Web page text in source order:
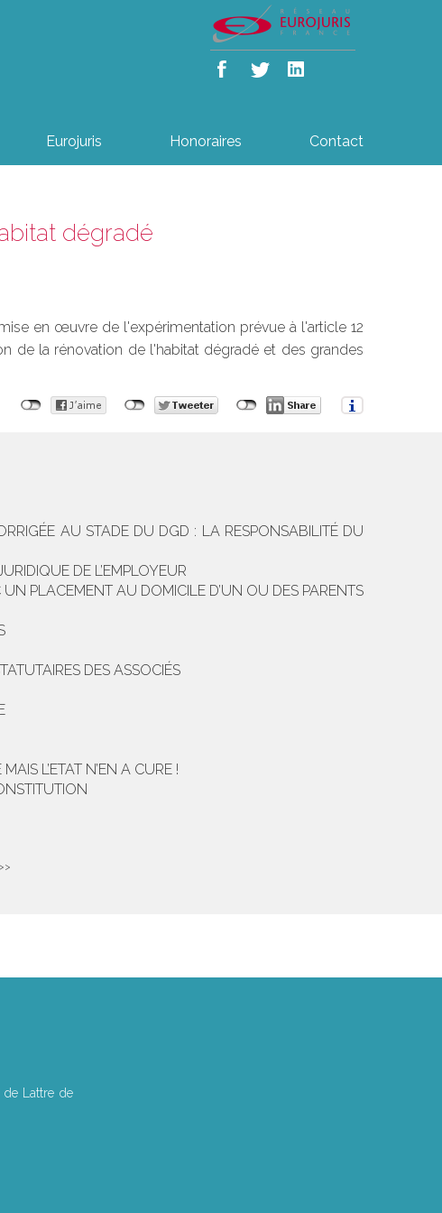
Eurojuris Honoraires Contact
dégradé
en œuvre de l'expérimentation prévue à l'article 12
de la rénovation de l'habitat dégradé et des grandes
AU STADE DU DGD : LA RESPONSABILITÉ DU
DE L’EMPLOYEUR
UN PLACEMENT AU DOMICILE D’UN OU DES PARENTS
DES ASSOCIÉS
L’ETAT N’EN A CURE !
>>
Lattre de